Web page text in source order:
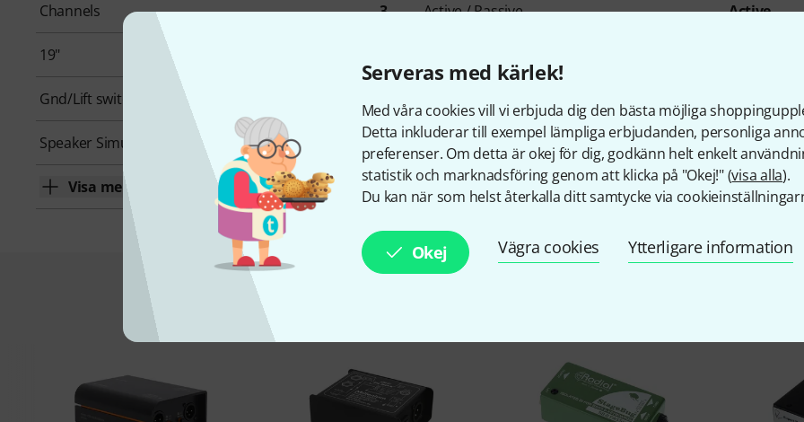
Serveras med kärlek!
Med våra cookies vill vi erbjuda dig den bästa möjliga
Detta inkluderar till exempel lämpliga erbjudanden, personliga
preferenser. Om detta är okej för dig, godkänn helt enkelt
statistik och marknadsföring genom att klicka på "Okej!" (visa alla).
Du kan när som helst återkalla ditt samtycke via
Okej Vägra cookies Ytterligare information
Channels 3 Active / Passive Active
19"
Gnd/Lift switchable
Speaker Simulation No
Visa mer
Detta är vad kunder som tittade på